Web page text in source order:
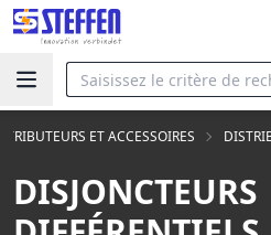
ET ACCESSOIRES
DISJONCTEURS